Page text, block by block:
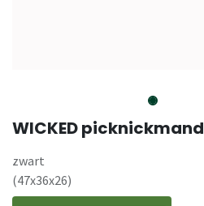
WICKED picknickmand
zwart
(47x36x26)